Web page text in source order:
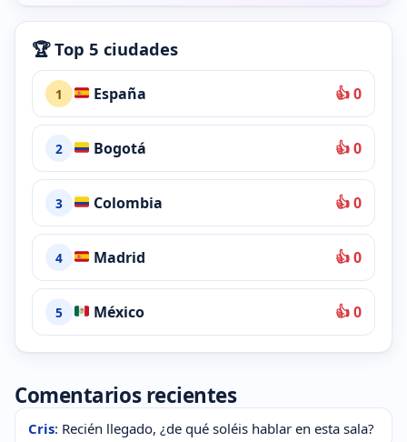
🏆 Top 5 ciudades
1 España 👍 0
2 Bogotá 👍 0
3 Colombia 👍 0
4 Madrid 👍 0
5 México 👍 0
Comentarios recientes
Cris: Recién llegado, ¿de qué soléis hablar en esta sala?